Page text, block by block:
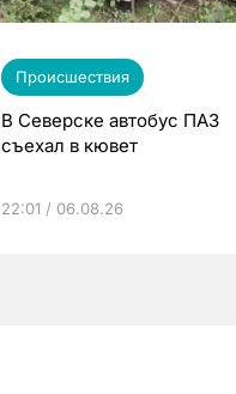
Происшествия
В Северске автобус ПАЗ
съехал в кювет
22:01 / 06.08.26